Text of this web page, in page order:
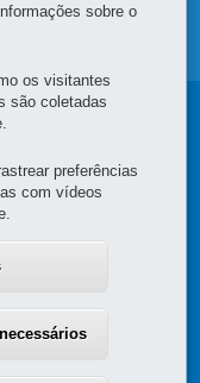
DE
SOCIAL - SGDES
- Ala C - Centro Cívico
sobre o
os visitantes
são coletadas
preferências
com vídeos